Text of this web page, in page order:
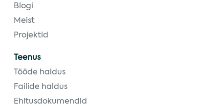
Blogi
Meist
Projektid
Teenus
Tööde haldus
Failide haldus
Ehitusdokumendid